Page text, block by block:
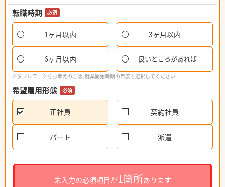
転職時期 必須
1ヶ月以内 3ヶ月以内
6ヶ月以内 良いところがあれば
※ダブルワークをお考えの方は、就業開始時期の目安を選択してください
希望雇用形態 必須
正社員 契約社員
パート 派遣
未入力の必須項目が1箇所あります